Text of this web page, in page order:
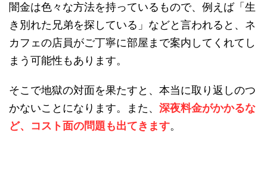
闇金は色々な方法を持っているもので、例えば「生
き別れた兄弟を探している」などと言われると、ネ
カフェの店員がご丁寧に部屋まで案内してくれてし
まう可能性もあります。
そこで地獄の対面を果たすと、本当に取り返しのつ
かないことになります。また、 深夜料金がかかるな
ど、コスト面の問題も出てきます。